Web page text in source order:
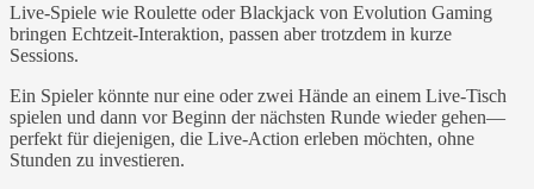
Live-Spiele wie Roulette oder Blackjack von Evolution Gaming
bringen Echtzeit-Interaktion, passen aber trotzdem in kurze
Sessions.
Ein Spieler könnte nur eine oder zwei Hände an einem Live-Tisch
spielen und dann vor Beginn der nächsten Runde wieder gehen—
perfekt für diejenigen, die Live-Action erleben möchten, ohne
Stunden zu investieren.